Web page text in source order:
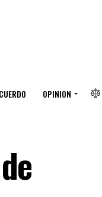
OPINION